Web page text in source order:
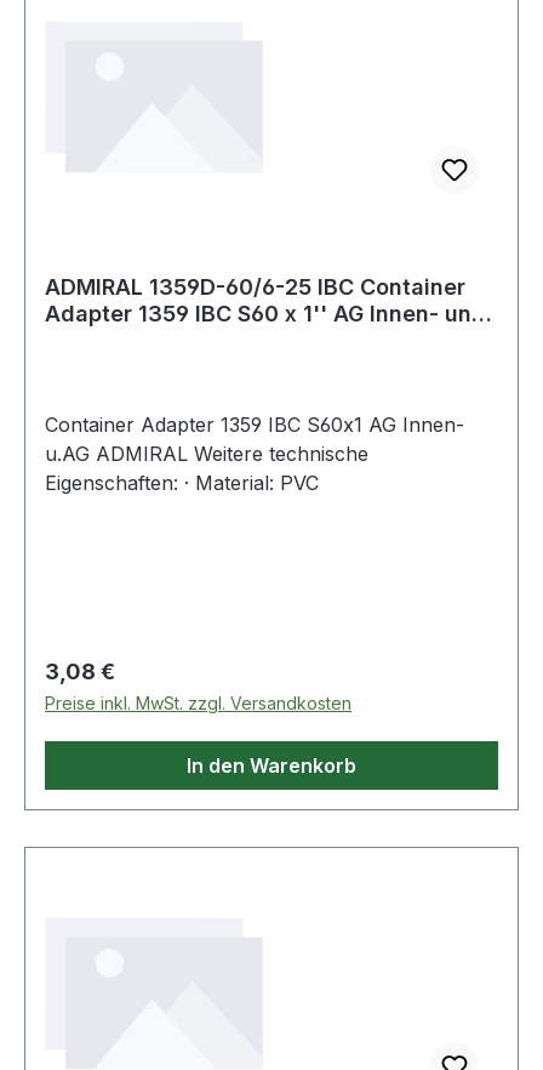
ADMIRAL 1359D-60/6-25 IBC Container
Adapter 1359 IBC S60 x 1'' AG Innen- und
Container Adapter 1359 IBC S60x1 AG Innen-
u.AG ADMIRAL Weitere technische
Eigenschaften: · Material: PVC
Regulärer Preis:
3,08 €
Preise inkl. MwSt. zzgl. Versandkosten
In den Warenkorb